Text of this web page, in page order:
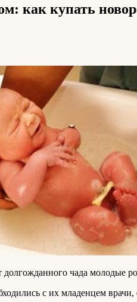
как купать
чада молодые
с их младенцем